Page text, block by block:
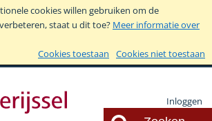
cookies willen gebruiken om de
staat u dit toe? Meer informatie over
Cookies toestaan
Cookies niet toestaan
Inloggen